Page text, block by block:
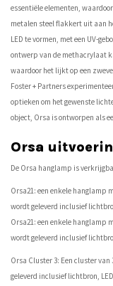
essentiële elementen,
metalen steel flakkert uit aan
LED te vormen, met een UV-
ontwerp van de methacrylaat
waardoor het lijkt op een
Foster + Partners
optieken om het gewenste
object, Orsa is ontworpen als
Orsa
De Orsa hanglamp is
Orsa21: een enkele hanglamp
wordt geleverd inclusief
Orsa21: een enkele hanglamp
wordt geleverd inclusief
Orsa Cluster 3: Een cluster
geleverd inclusief lichtbron,